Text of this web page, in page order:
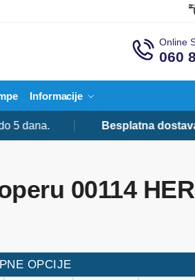
Online
060
Informacije
Besplatna dostavaza
00114
OPCIJE